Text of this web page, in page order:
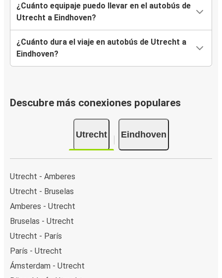
¿Cuánto equipaje puedo llevar en el autobús de
Utrecht a Eindhoven?
¿Cuánto dura el viaje en autobús de Utrecht a
Eindhoven?
Descubre más conexiones populares
Utrecht Eindhoven
Utrecht - Amberes
Utrecht - Bruselas
Amberes - Utrecht
Bruselas - Utrecht
Utrecht - París
París - Utrecht
Ámsterdam - Utrecht